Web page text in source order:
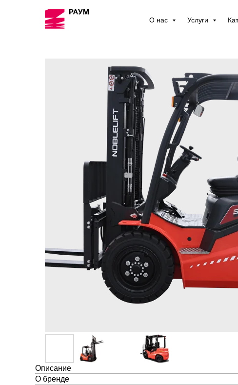
О нас Услуги
Описание
О бренде